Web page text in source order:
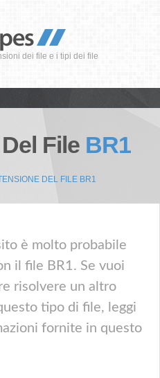
dei file e i tipi dei file
File BR1
DEL FILE BR1
è molto probabile
il file BR1. Se vuoi
risolvere un altro
tipo di file, leggi
fornite in questo